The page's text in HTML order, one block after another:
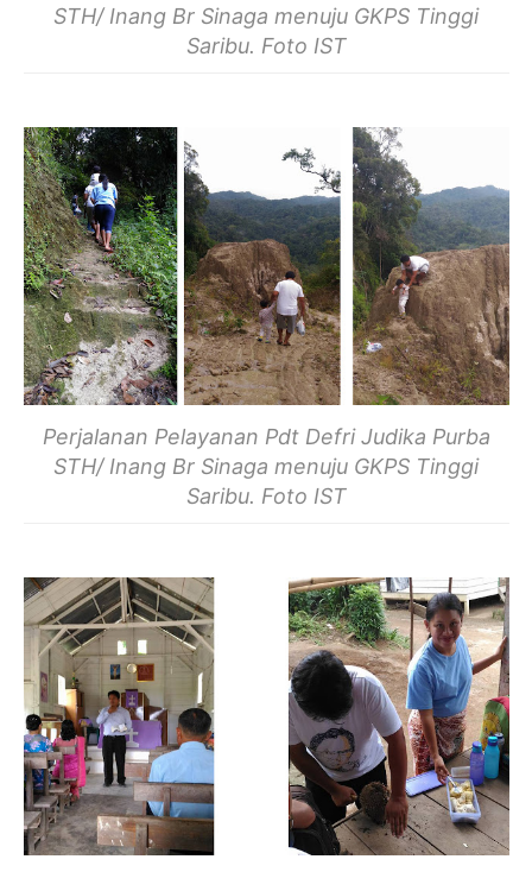
STH/ Inang Br Sinaga menuju GKPS Tinggi
Saribu. Foto IST
Perjalanan Pelayanan Pdt Defri Judika Purba
STH/ Inang Br Sinaga menuju GKPS Tinggi
Saribu. Foto IST